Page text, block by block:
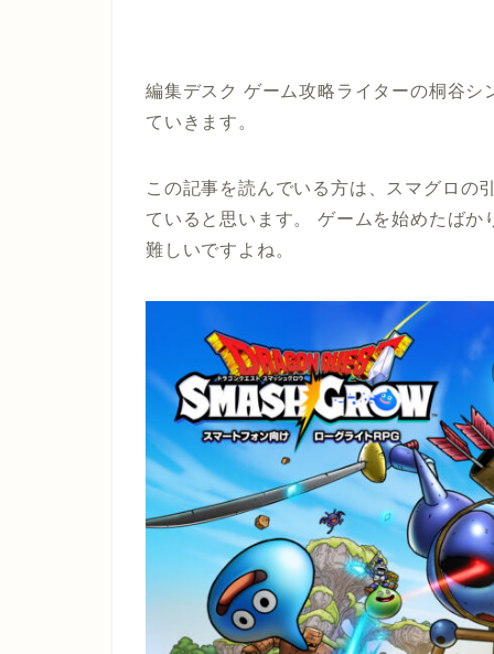
編集デスク ゲーム攻略ライターの桐谷
ていきます。
この記事を読んでいる方は、スマグロの
ていると思います。 ゲームを始めたば
難しいですよね。